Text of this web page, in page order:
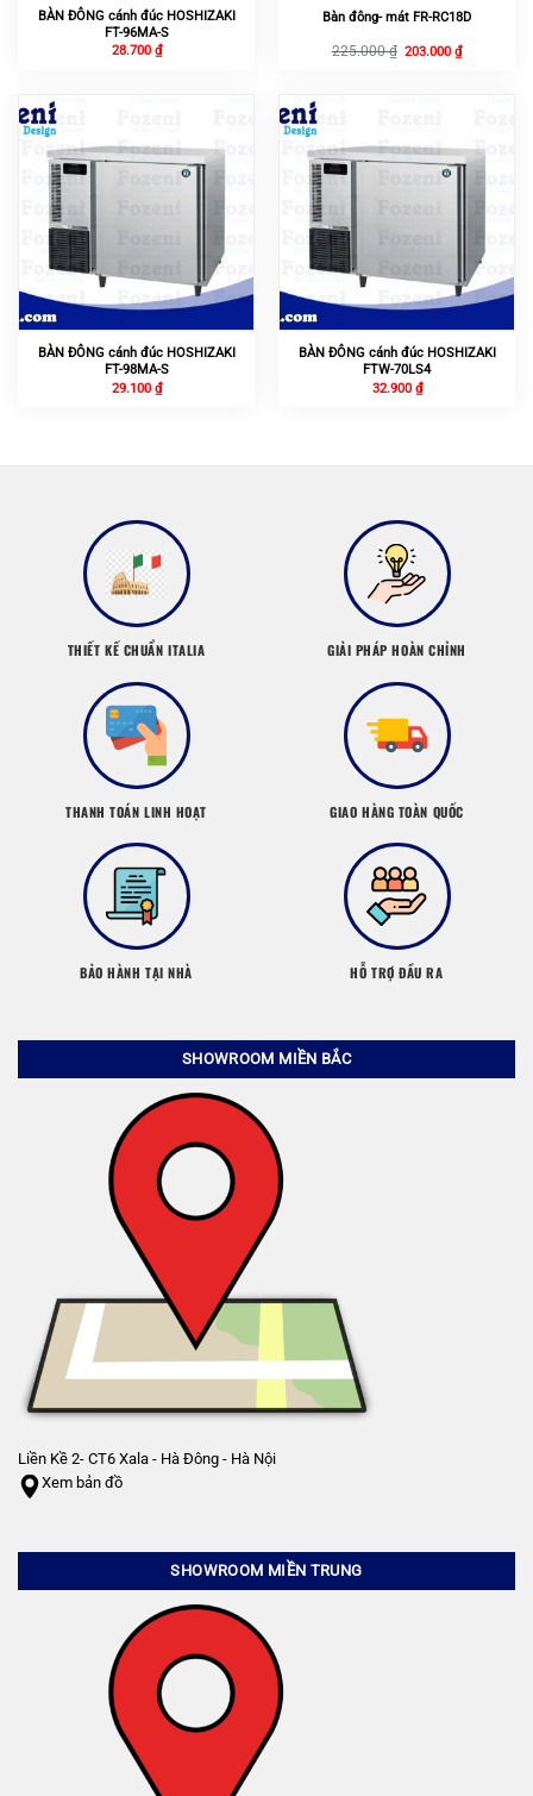
BÀN ĐÔNG cánh đúc HOSHIZAKI
FT-96MA-S
28.700 ₫
Bàn đông- mát FR-RC18D
225.000₫ Giá
203.000₫Giá
hiện
BÀN ĐÔNG cánh đúc HOSHIZAKI
FT-98MA-S
29.100 ₫
BÀN ĐÔNG cánh đúc HOSHIZAKI
FTW-70LS4
32.900 ₫
THIẾT KẾ CHUẨN ITALIA GIẢI PHÁP HOÀN CHỈNH
THANH TOÁN LINH HOẠT GIAO HÀNG TOÀN QUỐC
BẢO HÀNH TẠI NHÀ HỖ TRỢ ĐẦU RA
SHOWROOM MIỀN BẮC
Liền Kề 2- CT6 Xala - Hà Đông - Hà Nội
Xem bản đồ
SHOWROOM MIỀN TRUNG